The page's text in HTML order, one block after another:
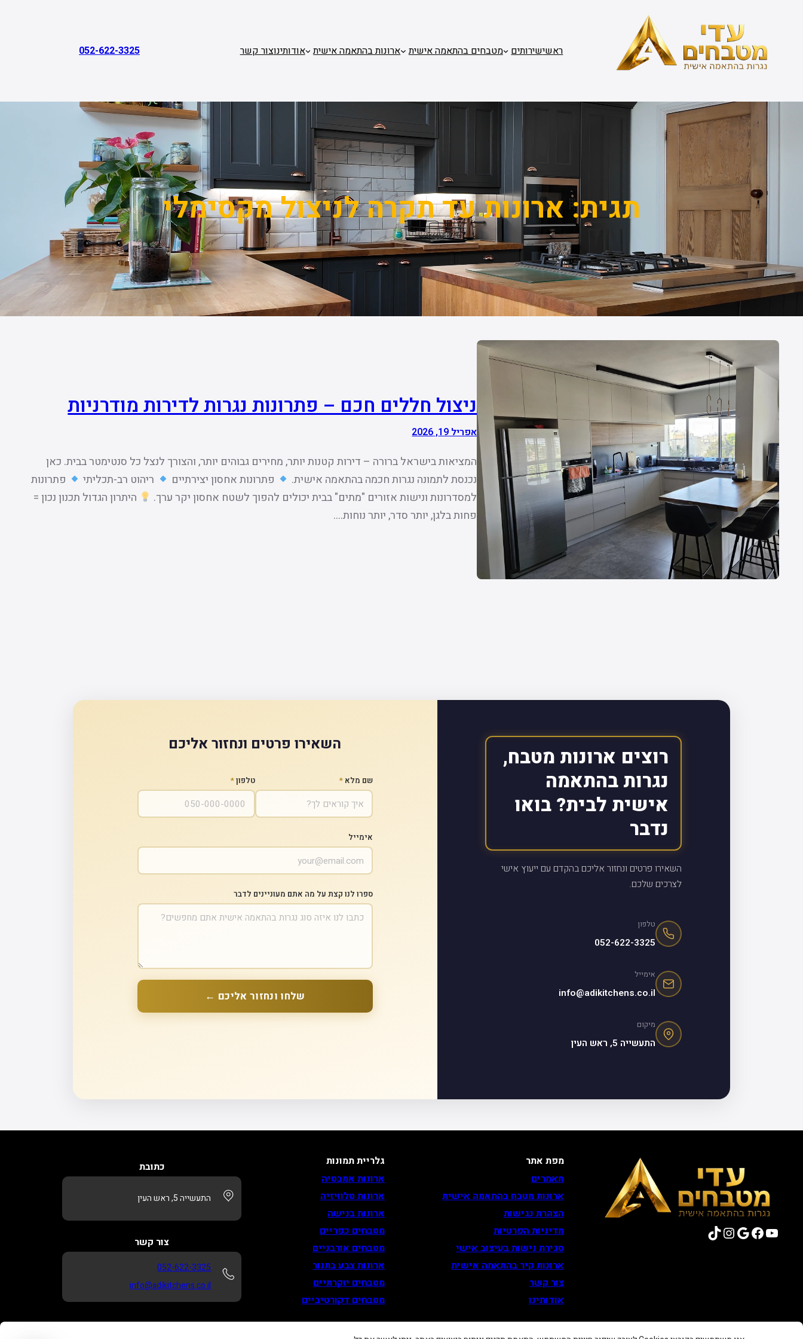
ראשישירותים מטבחים בהתאמה אישית ארונות בהתאמה אישית אודותינוצור קשר 052-622-3325
תגית:ארונות עד תקרה לניצול מקסימלי
ניצול חללים חכם – פתרונות נגרות לדירות מודרניות
אפריל 19, 2026
המציאות בישראל ברורה – דירות קטנות יותר, מחירים גבוהים יותר, והצורך לנצל כל סנטימטר בבית. כאן
נכנסת לתמונה נגרות חכמה בהתאמה אישית.
פתרונות אחסון יצירתיים ריהוט רב-תכליתי
פתרונות
למסדרונות ונישות אזורים "מתים" בבית יכולים להפוך לשטח אחסון יקר ערך.
היתרון הגדול תכנון נכון =
פחות בלגן, יותר סדר, יותר נוחות.…
רוצים ארונות מטבח,
נגרות בהתאמה
אישית לבית? בואו
נדבר
השאירו פרטים ונחזור אליכם בהקדם עם ייעוץ אישי
לצרכים שלכם.
טלפון
052-622-3325
אימייל
info@adikitchens.co.il
מיקום
התעשייה 5, ראש העין
השאירו פרטים ונחזור אליכם
שם מלא * טלפון*
אימייל
ספרו לנו קצת על מה אתם מעוניינים לדבר
שלחו ונחזור אליכם ←
YouTube
Facebook
Google
Instagram
TikTok
מפת אתר
מאמרים
ארונות מטבח בהתאמה אישית
הצהרת נגישות
מדיניות הפרטיות
סגירת נישות בעיצוב אישי
ארונות קיר בהתאמה אישית
צור קשר
אודותינו
גלריית תמונות
ארונות אמבטיה
ארונות טלוויזיה
ארונות בנישה
מטבחים כפריים
מטבחים אורבניים
ארונות צבע בתנור
מטבחים יוקרתיים
מטבחים דקורטיביים
כתובת
התעשייה 5, ראש העין
צור קשר
052-622-3325
info@adikitchens.co.il